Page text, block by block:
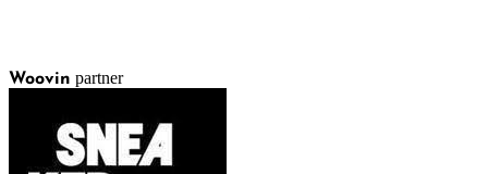
Woovin partner